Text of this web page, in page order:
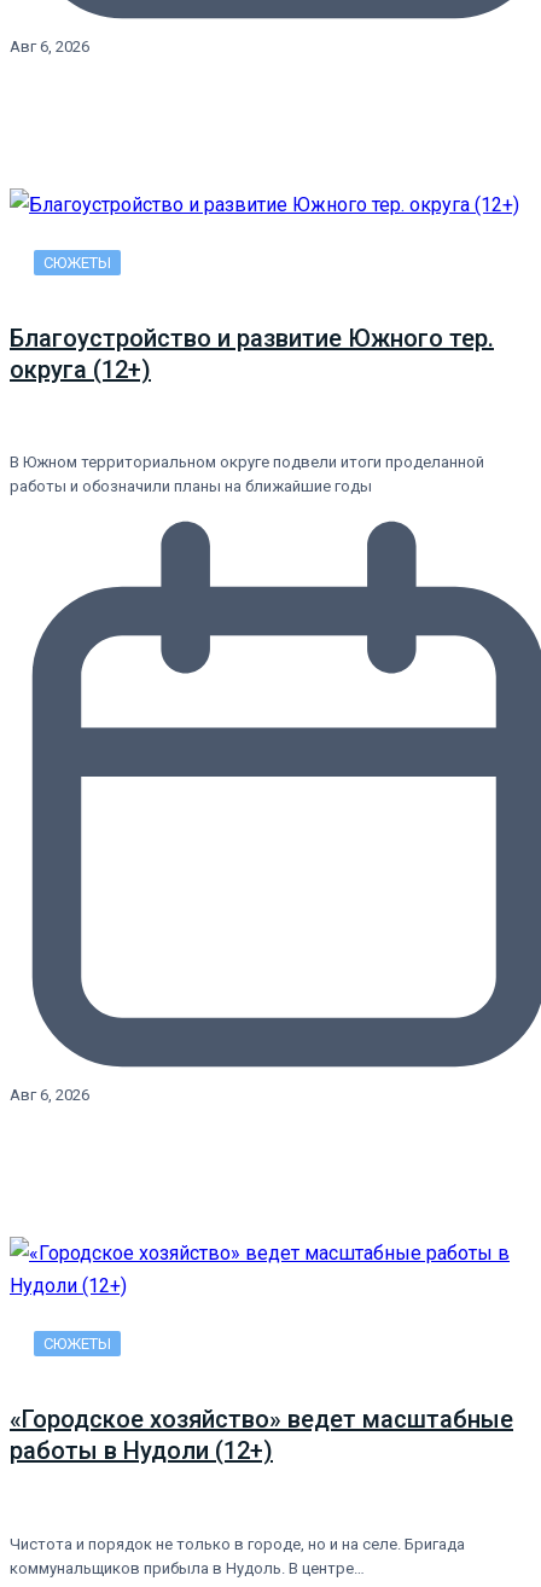
Авг 6, 2026
СЮЖЕТЫ
Благоустройство и развитие Южного тер.
округа (12+)
В Южном территориальном округе подвели итоги проделанной
работы и обозначили планы на ближайшие годы
Авг 6, 2026
СЮЖЕТЫ
«Городское хозяйство» ведет масштабные
работы в Нудоли (12+)
Чистота и порядок не только в городе, но и на селе. Бригада
коммунальщиков прибыла в Нудоль. В центре…